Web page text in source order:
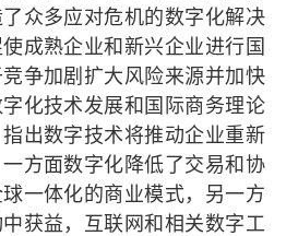
众多应对危机的数字化解决
成熟企业和新兴企业进行国
争加剧扩大风险来源并加快
化技术发展和国际商务理论
出数字技术将推动企业重新
方面数字化降低了交易和协
一体化的商业模式，另一方
获益，互联网和相关数字工